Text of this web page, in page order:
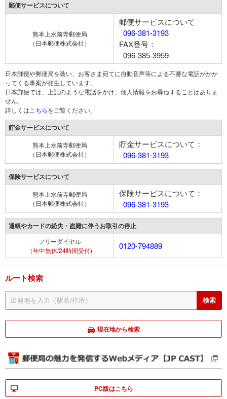
郵便サービスについて
熊本上水前寺郵便局
（日本郵便株式会社）
郵便サービスについて
096-381-3193
FAX番号：
096-385-3959
日本郵便や郵便局を装い、お客さま宛てに自動音声等による不審な電話がかか
ってくる事案が発生しています。
日本郵便では、上記のような電話をかけ、個人情報をお尋ねすることはありま
せん。
詳しくは こちらをご覧ください。
貯金サービスについて
熊本上水前寺郵便局
（日本郵便株式会社）
貯金サービスについて：
096-381-3193
保険サービスについて
熊本上水前寺郵便局
（日本郵便株式会社）
保険サービスについて：
096-381-3193
通帳やカードの紛失・盗難に伴うお取引の停止
フリーダイヤル
（年中無休/24時間受付)
0120-794889
ルート検索
現在地から検索
PC版はこちら